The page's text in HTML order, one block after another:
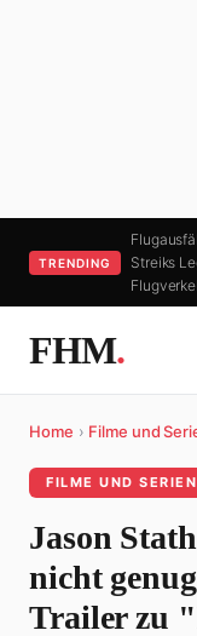
TRENDING
Streiks
FHM.
Home › Filme und
FILME UND SERIEN
Jason
nicht
Trailer zu